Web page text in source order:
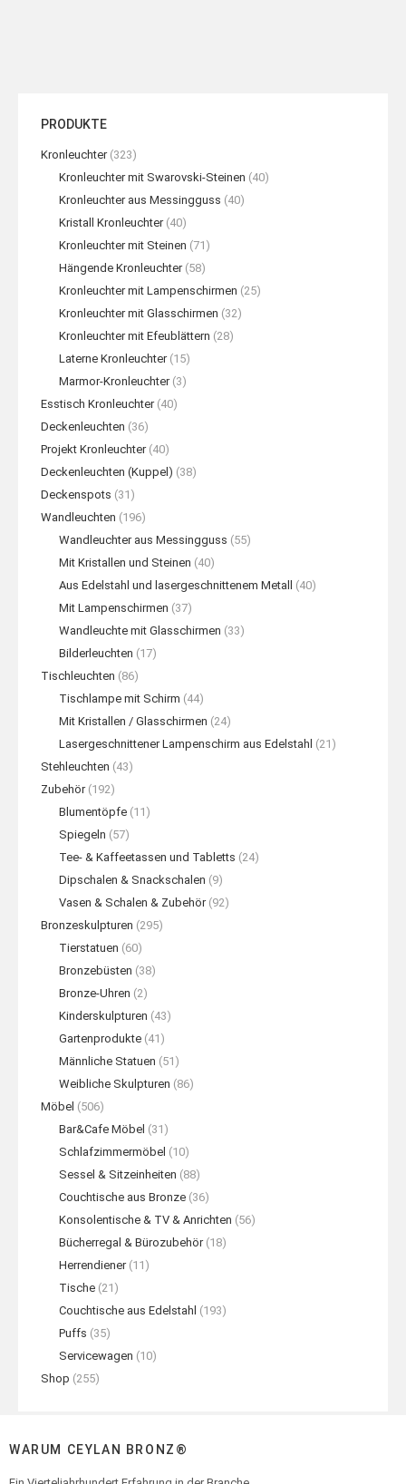
PRODUKTE
Kronleuchter (323)
Kronleuchter mit Swarovski-Steinen (40)
Kronleuchter aus Messingguss (40)
Kristall Kronleuchter (40)
Kronleuchter mit Steinen (71)
Hängende Kronleuchter (58)
Kronleuchter mit Lampenschirmen (25)
Kronleuchter mit Glasschirmen (32)
Kronleuchter mit Efeublättern (28)
Laterne Kronleuchter (15)
Marmor-Kronleuchter (3)
Esstisch Kronleuchter (40)
Deckenleuchten (36)
Projekt Kronleuchter (40)
Deckenleuchten (Kuppel) (38)
Deckenspots (31)
Wandleuchten (196)
Wandleuchter aus Messingguss (55)
Mit Kristallen und Steinen (40)
Aus Edelstahl und lasergeschnittenem Metall
(40)
Mit Lampenschirmen (37)
Wandleuchte mit Glasschirmen (33)
Bilderleuchten (17)
Tischleuchten (86)
Tischlampe mit Schirm (44)
Mit Kristallen / Glasschirmen (24)
Lasergeschnittener Lampenschirm aus Edelstahl (21)
Stehleuchten (43)
Zubehör (192)
Blumentöpfe (11)
Spiegeln (57)
Tee- & Kaffeetassen und Tabletts (24)
Dipschalen & Snackschalen (9)
Vasen & Schalen & Zubehör (92)
Bronzeskulpturen (295)
Tierstatuen (60)
Bronzebüsten (38)
Bronze-Uhren (2)
Kinderskulpturen (43)
Gartenprodukte (41)
Männliche Statuen (51)
Weibliche Skulpturen (86)
Möbel (506)
Bar&Cafe Möbel (31)
Schlafzimmermöbel (10)
Sessel & Sitzeinheiten (88)
Couchtische aus Bronze (36)
Konsolentische & TV & Anrichten (56)
Bücherregal & Bürozubehör (18)
Herrendiener (11)
Tische (21)
Couchtische aus Edelstahl (193)
Puffs (35)
Servicewagen (10)
Shop (255)
WARUM CEYLAN BRONZ®